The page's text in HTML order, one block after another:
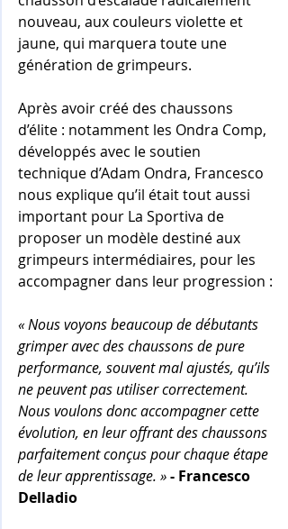
nouveau, aux couleurs violette et
jaune, qui marquera toute une
génération de grimpeurs.
Après avoir créé des chaussons
d’élite : notamment les Ondra Comp,
développés avec le soutien
technique d’Adam Ondra, Francesco
nous explique qu’il était tout aussi
important pour La Sportiva de
proposer un modèle destiné aux
grimpeurs intermédiaires, pour les
accompagner dans leur progression :
« Nous voyons beaucoup de débutants
grimper avec des chaussons de pure
performance, souvent mal ajustés, qu’ils
ne peuvent pas utiliser correctement.
Nous voulons donc accompagner cette
évolution, en leur offrant des chaussons
parfaitement conçus pour chaque étape
de leur apprentissage. » - Francesco
Delladio